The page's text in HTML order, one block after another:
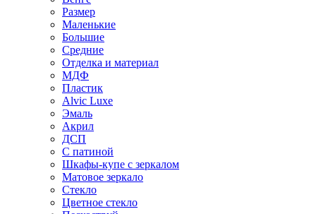
Размер
Маленькие
Большие
Средние
Отделка и материал
МДФ
Пластик
Alvic Luxe
Эмаль
Акрил
ДСП
С патиной
Шкафы-купе с зеркалом
Матовое зеркало
Стекло
Цветное стекло